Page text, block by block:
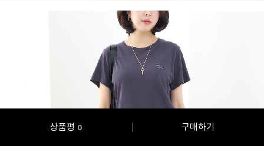
상품평 0 구매하기